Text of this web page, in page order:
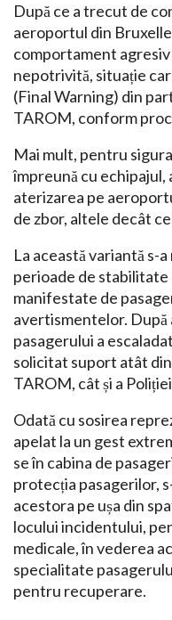
După ce a trecut de
aeroportul din
comportament
nepotrivită, situație
(Final Warning) din
TAROM, conform
Mai mult, pentru
împreună cu echipajul,
aterizarea pe
de zbor, altele decât
La această variantă s-
perioade de stabilitate
manifestate de
avertismentelor.
pasagerului a
solicitat suport atât
TAROM, cât și a
Odată cu sosirea
apelat la un gest
se în cabina de
protecția pasagerilor,
acestora pe ușa din
locului incidentului,
medicale, în vederea
specialitate
pentru recuperare.